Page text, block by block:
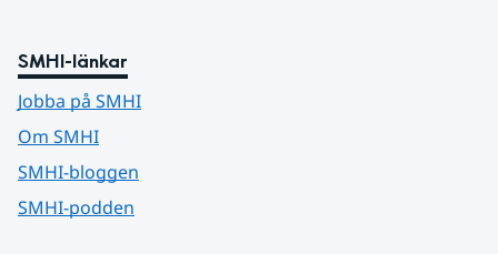
SMHI-länkar
Jobba på SMHI
Om SMHI
SMHI-bloggen
SMHI-podden